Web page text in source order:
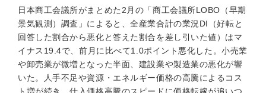
日本商工会議所がまとめた2月の「商工会議所LOBO（早期
景気観測）調査」によると、全産業合計の業況DI（好転と
回答した割合から悪化と答えた割合を差し引いた値）はマ
イナス19.4で、前月に比べて1.0ポイント悪化した。小売業
や卸売業が微増となった半面、建設業や製造業の悪化が響
いた。人手不足や資源・エネルギー価格の高騰によるコス